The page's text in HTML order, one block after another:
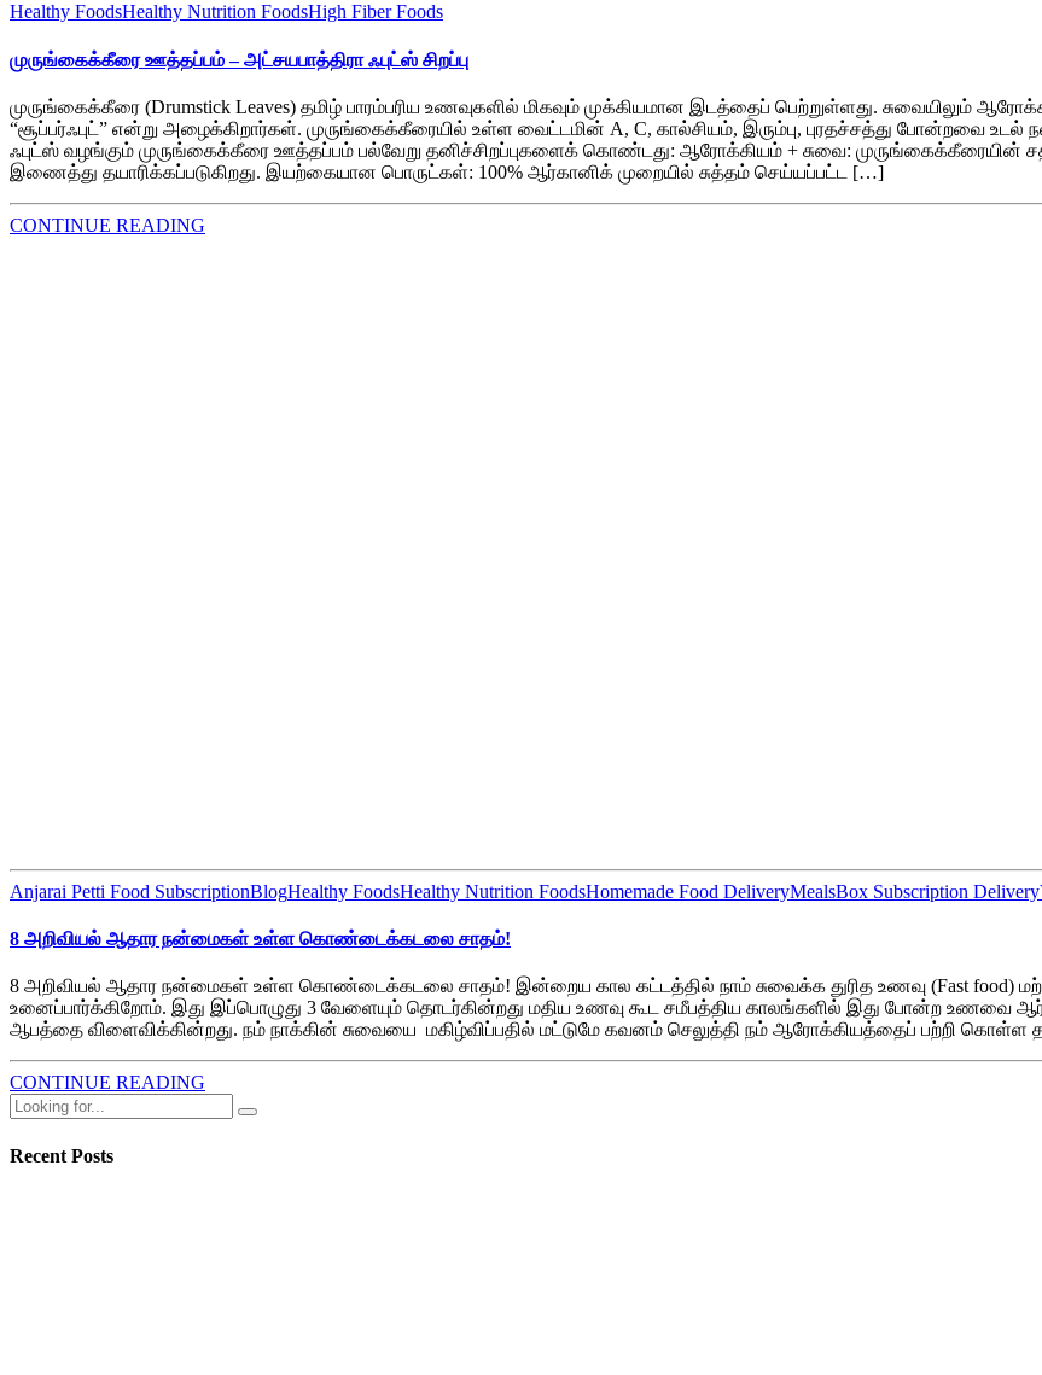
Healthy FoodsHealthy Nutrition FoodsHigh Fiber Foods
முருங்கைக்கீரை ஊத்தப்பம் – அட்சயபாத்திரா ஃபுட்ஸ் சிறப்பு
முருங்கைக்கீரை (Drumstick Leaves) தமிழ் பாரம்பரிய உணவுகளில் மிகவும் முக்கியமான இடத்தைப் பெற்றுள்ளது. சுவையிலும்
“சூப்பர்ஃபுட்” என்று அழைக்கிறார்கள். முருங்கைக்கீரையில் உள்ள வைட்டமின் A, C, கால்சியம், இரும்பு, புரதச்சத்து போன்றவை உடல்
ஃபுட்ஸ் வழங்கும் முருங்கைக்கீரை ஊத்தப்பம் பல்வேறு தனிச்சிறப்புகளைக் கொண்டது: ஆரோக்கியம் + சுவை: முருங்கைக்கீரையின்
இணைத்து தயாரிக்கப்படுகிறது. இயற்கையான பொருட்கள்: 100% ஆர்கானிக் முறையில் சுத்தம் செய்யப்பட்ட […]
CONTINUE READING
Anjarai Petti Food SubscriptionBlogHealthy FoodsHealthy Nutrition FoodsHomemade Food DeliveryMealsBox Subscription Delivery
8 அறிவியல் ஆதார நன்மைகள் உள்ள கொண்டைக்கடலை சாதம்!
8 அறிவியல் ஆதார நன்மைகள் உள்ள கொண்டைக்கடலை சாதம்! இன்றைய கால கட்டத்தில் நாம் சுவைக்க துரித உணவு (Fast food)
உனைப்பார்க்கிறோம். இது இப்பொழுது 3 வேளையும் தொடர்கின்றது மதிய உணவு கூட சமீபத்திய காலங்களில் இது போன்ற உணவை
ஆபத்தை விளைவிக்கின்றது. நம் நாக்கின் சுவையை மகிழ்விப்பதில் மட்டுமே கவனம் செலுத்தி நம் ஆரோக்கியத்தைப் பற்றி கொள்ள
CONTINUE READING
Recent Posts